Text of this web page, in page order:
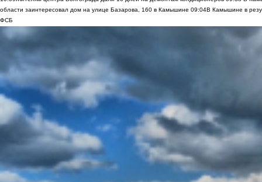
области заинтересовал дом на улице Базарова, 160 в Камышине 09:04В Камышине в
ФСБ